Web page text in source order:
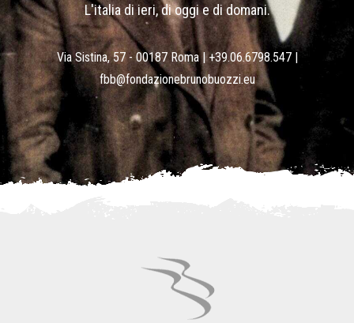
L'italia di ieri, di oggi e di domani.
Via Sistina, 57 - 00187 Roma |+39.06.6798.547|
fbb@fondazionebrunobuozzi.eu